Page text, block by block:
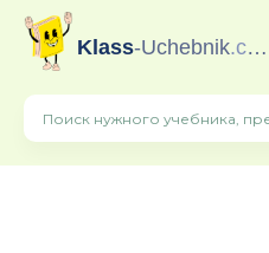
Klass-Uchebnik.com